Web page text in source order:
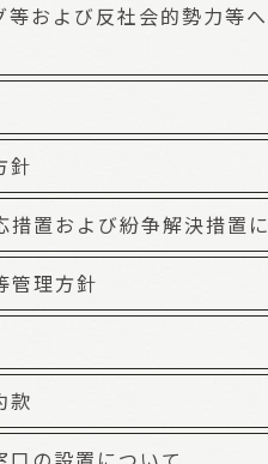
等および反社会的勢力等
針
措置および紛争解決措置
管理方針
款